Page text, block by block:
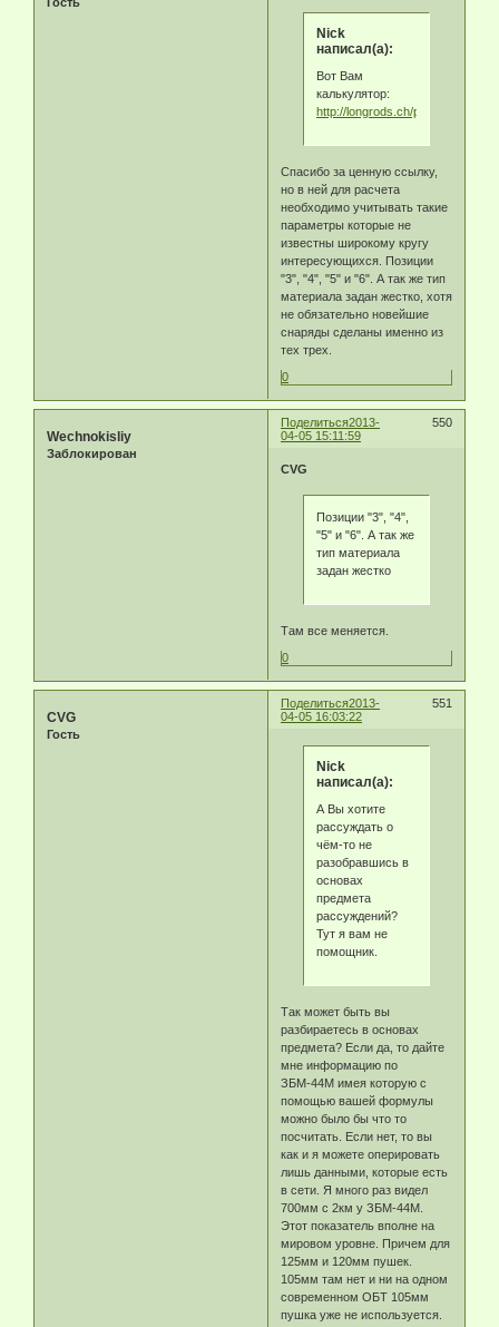
Nick
написал(а):
Вот Вам
калькулятор:
http://longrods.ch/perfcalc.php
Спасибо за ценную ссылку,
но в ней для расчета
необходимо учитывать такие
параметры которые не
известны широкому кругу
интересующихся. Позиции
"3", "4", "5" и "6". А так же тип
материала задан жестко, хотя
не обязательно новейшие
снаряды сделаны именно из
тех трех.
0
Поделиться 550
2013-
04-05 15:11:59
Wechnokisliy
Заблокирован
CVG
Позиции "3", "4",
"5" и "6". А так же
тип материала
задан жестко
Там все меняется.
0
Поделиться 551
2013-
04-05 16:03:22
CVG
Гость
Nick
написал(а):
А Вы хотите
рассуждать о
чём-то не
разобравшись в
основах
предмета
рассуждений?
Тут я вам не
помощник.
Так может быть вы
разбираетесь в основах
предмета? Если да, то дайте
мне информацию по
ЗБМ-44М имея которую с
помощью вашей формулы
можно было бы что то
посчитать. Если нет, то вы
как и я можете оперировать
лишь данными, которые есть
в сети. Я много раз видел
700мм с 2км у ЗБМ-44М.
Этот показатель вполне на
мировом уровне. Причем для
125мм и 120мм пушек.
105мм там нет и ни на одном
современном ОБТ 105мм
пушка уже не используется.